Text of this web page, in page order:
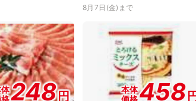
8月7日(金)まで
248 円
本体
価格458